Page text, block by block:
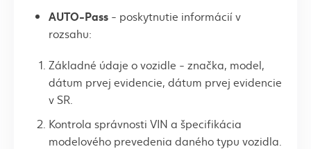
AUTO-Pass - poskytnutie informácií v
rozsahu:
Základné údaje o vozidle - značka, model,
dátum prvej evidencie, dátum prvej evidencie
v SR.
Kontrola správnosti VIN a špecifikácia
modelového prevedenia daného typu vozidla.